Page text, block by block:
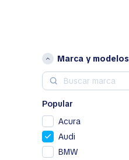
Marca y modelos
Popular
Acura
Audi
BMW